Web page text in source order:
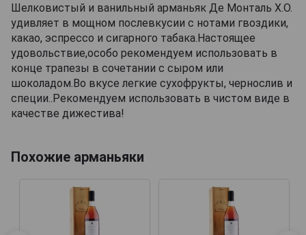
Шелковистый и ванильный арманьяк Де Монталь Х.О.
удивляет в мощном послевкусии с нотами гвоздики,
какао, эспрессо и сигарного табака.Настоящее
удовольствие,особо рекомендуем использовать в
конце трапезы в сочетании с сыром или
шоколадом.Во вкусе легкие сухофрукты, чернослив и
специи..Рекомендуем использовать в чистом виде в
качестве дижестива!
Похожие арманьяки